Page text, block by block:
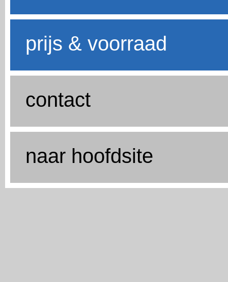
prijs & voorraad
contact
naar hoofdsite